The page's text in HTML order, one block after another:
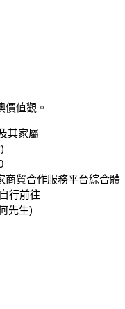
價值觀。
其家屬
商貿合作服務平台綜合體
行前往
先生)